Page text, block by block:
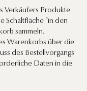
Verkäufers Produkte
Schaltfläche “in den
sammeln.
Warenkorbs über die
des Bestellvorgangs
Daten in die